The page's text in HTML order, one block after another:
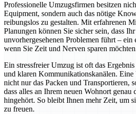
Professionelle Umzugsfirmen besitzen
Equipment, sondern auch das nötige
reibungslos zu gestalten. Mit erfahrenen
Planungen können Sie sicher sein, dass
unvorhergesehenen Problemen führt – ein
wenn Sie Zeit und Nerven sparen
Ein stressfreier Umzug ist oft das
und klaren Kommunikationskanälen.
nicht nur das Packen und Transportieren,
dass alles an Ihrem neuen Wohnort genau
hingehört. So bleibt Ihnen mehr Zeit, um
zu freuen.